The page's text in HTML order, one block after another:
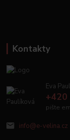
Kontakty
Eva
pište
info@e-velina.cz